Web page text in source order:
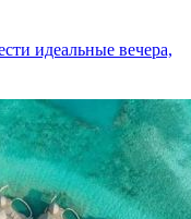
идеальные вечера,